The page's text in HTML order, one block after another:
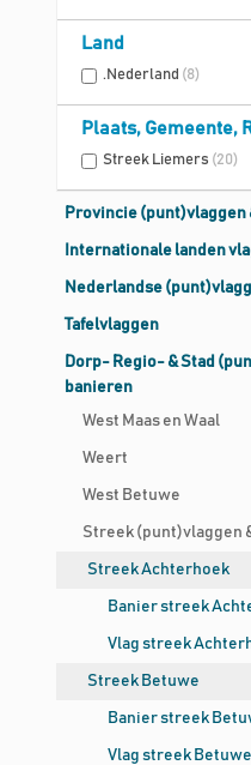
Land
.Nederland (8)
Plaats, Gemeente,
Streek Liemers (20)
Provincie (punt)vlaggen
Internationale landen
Nederlandse
Tafelvlaggen
Dorp- Regio- & Stad
banieren
West Maas en Waal
Weert
West Betuwe
Streek (punt)vlaggen
Streek Achterhoek
Banier streek
Vlag streek
Streek Betuwe
Banier streek
Vlag streek Betuwe